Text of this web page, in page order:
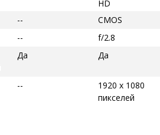
HD
--
CMOS
--
f/2.8
Да Да
--
1920 x 1080
пикселей